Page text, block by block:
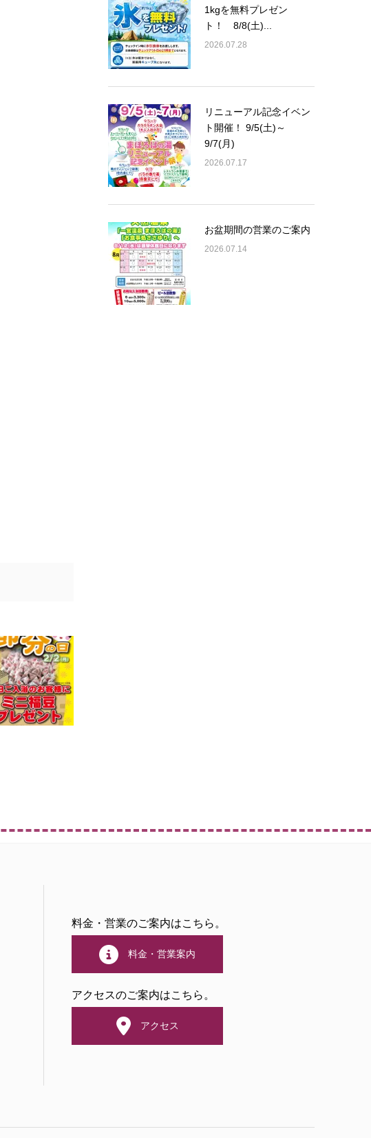
1kgを無料プレゼン
ト！ 8/8(土)...
2026.07.28
リニューアル記念イベン
ト開催！ 9/5(土)～
9/7(月)
2026.07.17
お盆期間の営業のご案内
2026.07.14
料金・営業のご案内はこちら。
料金・営業案内
アクセスのご案内はこちら。
アクセス